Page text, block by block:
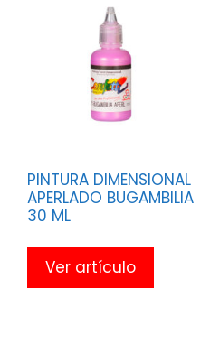
PINTURA DIMENSIONAL
APERLADO BUGAMBILIA
30 ML
Ver artículo